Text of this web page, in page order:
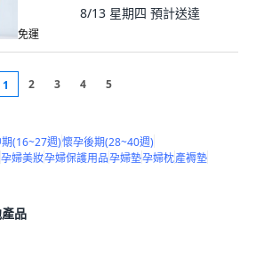
8/13 星期四 預計送達
免運
1 2 3 4 5
(16~27週)懷孕後期(28~40週)
孕婦美妝孕婦保護用品孕婦墊孕婦枕產褥墊
品